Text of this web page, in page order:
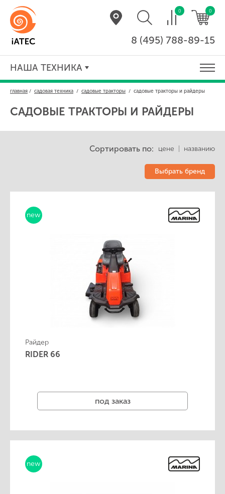
0 0
8 (495) 788-89-15
НАША ТЕХНИКА
главная / садовая техника / садовые тракторы / садовые тракторы и райдеры
САДОВЫЕ ТРАКТОРЫ И РАЙДЕРЫ
Сортировать по: цене названию
Выбрать бренд
new
Райдер
RIDER 66
под заказ
new